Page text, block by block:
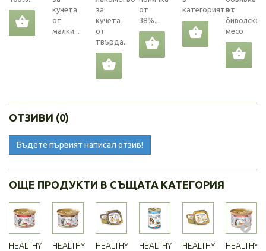
кучета
от
малки...
за
кучета
от
твърда...
от
38%...
категорията...
от
биволско
месо
ОТЗИВИ (0)
Бъдете първият написал отзив!
ОЩЕ ПРОДУКТИ В СЪЩАТА КАТЕГОРИЯ
HEALTHY
HEALTHY
HEALTHY
HEALTHY
HEALTHY
HEALTHY